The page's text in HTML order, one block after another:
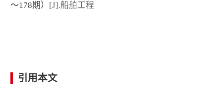
～178期） [J].船舶工程
引用本文